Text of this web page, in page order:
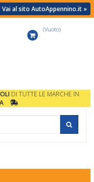
Vai al sito AutoAppennino.it »
(Vuoto)
DI TUTTE LE MARCHE IN